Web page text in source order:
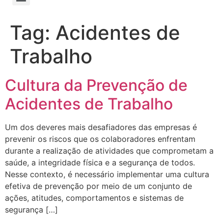
Tag: Acidentes de
Trabalho
Cultura da Prevenção de
Acidentes de Trabalho
Um dos deveres mais desafiadores das empresas é
prevenir os riscos que os colaboradores enfrentam
durante a realização de atividades que comprometam a
saúde, a integridade física e a segurança de todos.
Nesse contexto, é necessário implementar uma cultura
efetiva de prevenção por meio de um conjunto de
ações, atitudes, comportamentos e sistemas de
segurança […]